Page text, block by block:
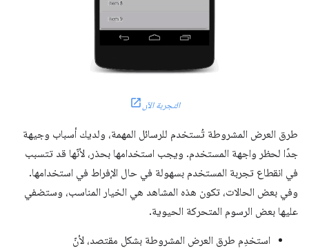
التجربة الآن
طرق العرض المشروطة تُستخدم للرسائل المهمة، ولديك أسباب وجيهة
جدًا لحظر واجهة المستخدم. ويجب استخدامها بحذر، لأنّها قد تتسبب
في انقطاع تجربة المستخدم بسهولة في حال الإفراط في استخدامها.
وفي بعض الحالات، تكون هذه المشاهد هي الخيار المناسب، وستضفي
عليها بعض الرسوم المتحركة الحيوية.
استخدِم طرق العرض المشروطة بشكلٍ مقتصد، لأنّ